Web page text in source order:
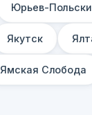
Юрьев-
Якутск
Ямская Слобода